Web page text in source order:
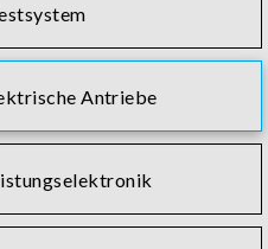
Antriebe